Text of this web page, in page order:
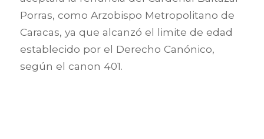
Porras, como Arzobispo Metropolitano de
Caracas, ya que alcanzó el limite de edad
establecido por el Derecho Canónico,
según el canon 401.